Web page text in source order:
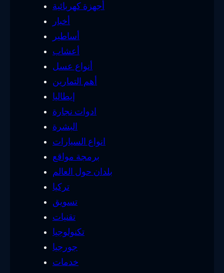
أجهزة كهربائية
أخبار
أساطير
أعشاب
أنواع عسل
أهم التمارين
إيطاليا
ادوات نجارة
البشرة
انواع السيارات
برمجة مواقع
بلدان حول العالم
تركيا
تسويق
تقنيات
تكنولوجيا
جورجيا
خدمات